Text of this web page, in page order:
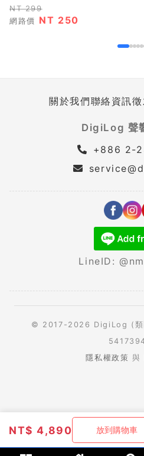
NT$4,890 放到購物車
NT 299
網路價 NT 250
關於我們聯絡資訊
DigiLog 聲
+886 2-
LineID:
© 2017-2026 DigiLog (類
隱私權政策 與